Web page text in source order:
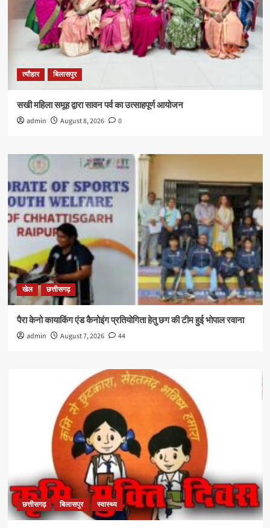
त्यौहार बिलासपुर
सखी महिला समूह द्वारा सावन पर्व का उत्साहपूर्ण आयोजन
admin August 8, 2026 0
खेल छत्तीसगढ़
पैरा केनो कायाकिंग एंड कैनोइंग प्रतियोगिता हेतु छग की टीम हुई भोपाल रवाना
admin August 7, 2026 44
छत्तीसगढ़ बिलासपुर स्वास्थ्य